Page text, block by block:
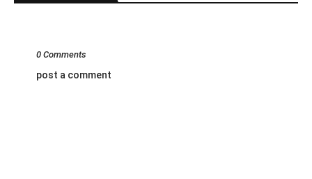
0 Comments
post a comment